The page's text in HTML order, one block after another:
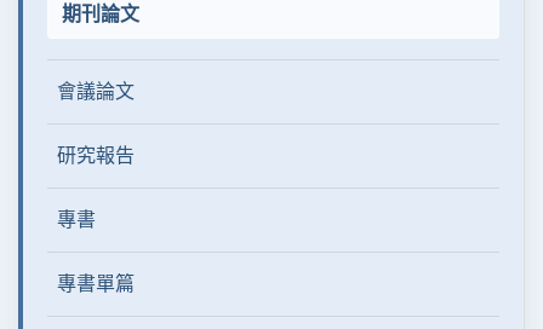
期刊論文
會議論文
研究報告
專書
專書單篇